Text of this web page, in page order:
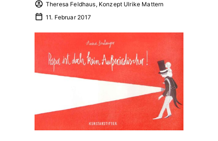
Theresa Feldhaus, Konzept Ulrike Mattern
11. Februar 2017